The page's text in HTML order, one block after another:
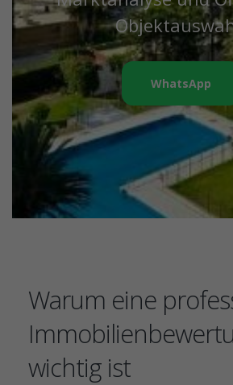
WhatsApp
Warum eine
wichtig ist